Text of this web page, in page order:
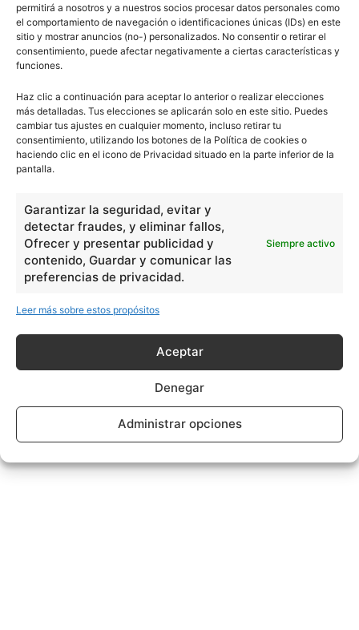
permitirá a nosotros y a nuestros socios procesar datos personales como
el comportamiento de navegación o identificaciones únicas (IDs) en este
sitio y mostrar anuncios (no-) personalizados. No consentir o retirar el
consentimiento, puede afectar negativamente a ciertas características y
funciones.
Haz clic a continuación para aceptar lo anterior o realizar elecciones
más detalladas. Tus elecciones se aplicarán solo en este sitio. Puedes
cambiar tus ajustes en cualquier momento, incluso retirar tu
consentimiento, utilizando los botones de la Política de cookies o
haciendo clic en el icono de Privacidad situado en la parte inferior de la
pantalla.
Garantizar la seguridad, evitar y
detectar fraudes, y eliminar fallos,
Ofrecer y presentar publicidad y
contenido, Guardar y comunicar las
preferencias de privacidad.
Siempre activo
Leer más sobre estos propósitos
Aceptar
Denegar
Administrar opciones